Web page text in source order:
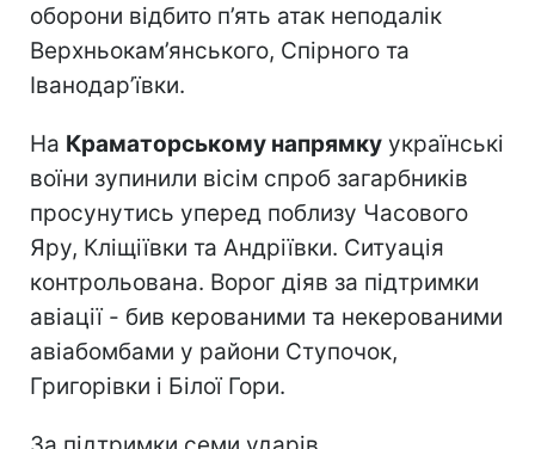
оборони відбито п’ять атак неподалік
Верхньокам’янського, Спірного та
Іванодар’ївки.
На Краматорському напрямку українські
воїни зупинили вісім спроб загарбників
просунутись уперед поблизу Часового
Яру, Кліщіївки та Андріївки. Ситуація
контрольована. Ворог діяв за підтримки
авіації - бив керованими та некерованими
авіабомбами у райони Ступочок,
Григорівки і Білої Гори.